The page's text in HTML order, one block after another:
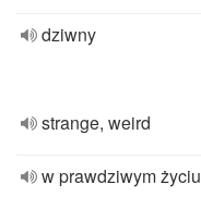
dziwny
strange, weird
w prawdziwym życiu